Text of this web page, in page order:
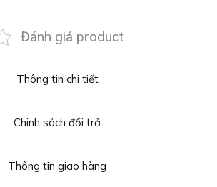
Thông tin chi tiết
Chinh sách đổi trả
Thông tin giao hàng
Đánh giá product